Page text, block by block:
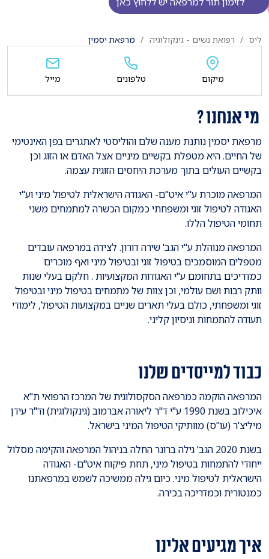
ליס רפואת נשים - גינקולוגיה מרפאת יסמין
מי אנחנו ?
מרפאת יסמין נותנת מענה שלם והוליסטי לאתגרים בפן האינטימי
של החיים. היא מטפלת בקשיים מיניים אצל האדם או הזוג וכן
בקשיים העולים בתוך מערכת היחסים הזוגית עצמה.
המרפאה מוכרת ע"י איט"ם- האגודה הישראלית לטיפול מיני וע"י
האגודה לטיפול זוגי ומשפחתי כמקום הכשרה למתמחים משני
תחומי הטיפול הללו.
המרפאה מנוהלת ע"י הגב' שירה דורון. לצידה במרפאה עובדים
מטפלים המוסמכים בטיפול זוגי ובטיפול מיני ואף מוכרים
כמדריכים בתחומם ע"י האגודות המקצועיות . חלקם בעלי שנות
וותק רבות ושם עולמי, וכן צוות של מתמחים בטיפול מיני ובטיפול
זוגי ומשפחתי, כולם בעלי תארים שניים במקצועות הטיפול, לימודי
תעודה להתמחות וניסיון קליני.
כבוד למייסדים שלנו
המרפאה הוקמה כמרפאה הסקסולוגית של המרכז הרפואי ת"א
איכילוב בשנת 1990 ע"י ד"ר ליאורה אברמוב (גינקולוגית) וד"ר עידן
מיליצ'ר (עו"ס) מוותיקי הטיפול המיני בישראל.
בשנת 2020 הגב' גילה ברונר החלה בניהול המרפאה והקימה מסלול
ייחודי להתמחות בטיפול מיני, תחת פיקוח איט"ם- האגודה
הישראלית לטיפול מיני. כיום גילה ממשיכה לשמש במרפאתנו
כמנטורית וכמדריכה בכירה.
איך מגיעים אלינו
מיקום טלפונים מייל